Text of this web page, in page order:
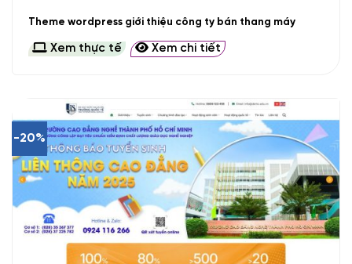
Theme wordpress giới thiệu công ty bán thang máy
Xem thực tế Xem chi tiết
-20%